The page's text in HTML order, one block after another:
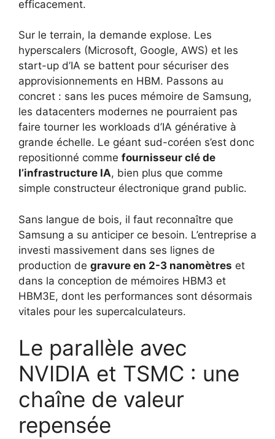
efficacement.
Sur le terrain, la demande explose. Les
hyperscalers (Microsoft, Google, AWS) et les
start-up d’IA se battent pour sécuriser des
approvisionnements en HBM. Passons au
concret : sans les puces mémoire de Samsung,
les datacenters modernes ne pourraient pas
faire tourner les workloads d’IA générative à
grande échelle. Le géant sud-coréen s’est donc
repositionné comme fournisseur clé de
l’infrastructure IA, bien plus que comme
simple constructeur électronique grand public.
Sans langue de bois, il faut reconnaître que
Samsung a su anticiper ce besoin. L’entreprise a
investi massivement dans ses lignes de
production de gravure en 2-3 nanomètres et
dans la conception de mémoires HBM3 et
HBM3E, dont les performances sont désormais
vitales pour les supercalculateurs.
Le parallèle avec
NVIDIA et TSMC : une
chaîne de valeur
repensée